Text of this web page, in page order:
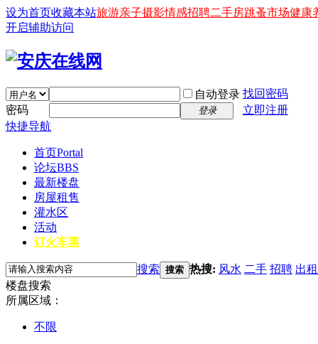
设为首页收藏本站旅游亲子摄影情感招聘二手房跳蚤市场健康
开启辅助访问
自动登录 找回密码
密码
登录
立即注册
快捷导航
首页Portal
论坛BBS
最新楼盘
房屋租售
灌水区
活动
订火车票
搜索 搜索 热搜: 风水 二手 招聘 出租
楼盘搜索
所属区域：
不限